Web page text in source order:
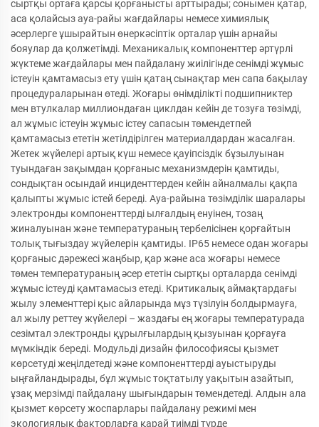
сыртқы ортаға қарсы қорғанысты арттырады; сонымен қатар,
аса қолайсыз ауа-райы жағдайлары немесе химиялық
әсерлерге ұшырайтын өнеркәсіптік орталар үшін арнайы
бояулар да қолжетімді. Механикалық компоненттер әртүрлі
жүктеме жағдайлары мен пайдалану жиілігінде сенімді жұмыс
істеуін қамтамасыз ету үшін қатаң сынақтар мен сапа бақылау
процедураларынан өтеді. Жоғары өнімділікті подшипниктер
мен втулкалар миллиондаған циклдан кейін де тозуға төзімді,
ал жұмыс істеуін жұмыс істеу сапасын төмендетпей
қамтамасыз ететін жетілдірілген материалдардан жасалған.
Жетек жүйелері артық күш немесе қауіпсіздік бұзылуынан
туындаған зақымдан қорғаныс механизмдерін қамтиды,
сондықтан осындай инциденттерден кейін айналмалы қақпа
қалыпты жұмыс істей береді. Ауа-райына төзімділік шаралары
электронды компоненттерді ылғалдың енуінен, тозаң
жиналуынан және температураның тербелісінен қорғайтын
толық тығыздау жүйелерін қамтиды. IP65 немесе одан жоғары
қорғаныс дәрежесі жаңбыр, қар және аса жоғары немесе
төмен температураның әсер ететін сыртқы орталарда сенімді
жұмыс істеуді қамтамасыз етеді. Критикалық аймақтардағы
жылу элементтері қыс айларында мұз түзілуін болдырмауға,
ал жылу реттеу жүйелері – жаздағы ең жоғары температурада
сезімтал электронды құрылғылардың қызуынан қорғауға
мүмкіндік береді. Модульді дизайн философиясы қызмет
көрсетуді жеңілдетеді және компоненттерді ауыстыруды
ыңғайландырады, бұл жұмыс тоқтатылу уақытын азайтып,
ұзақ мерзімді пайдалану шығындарын төмендетеді. Алдын ала
қызмет көрсету жоспарлары пайдалану режимі мен
экологиялық факторларға қарай тиімді түрде